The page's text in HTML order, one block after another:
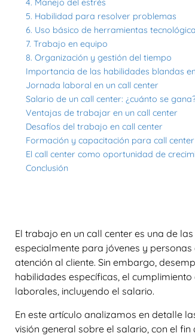
4. Manejo del estrés
5. Habilidad para resolver problemas
6. Uso básico de herramientas
7. Trabajo en equipo
8. Organización y gestión del tiempo
Importancia de las habilidades blandas
Jornada laboral en un call center
Salario de un call center: ¿cuánto se
Ventajas de trabajar en un call center
Desafíos del trabajo en call center
Formación y capacitación para call center
El call center como oportunidad de
Conclusión
El trabajo en un call center es una de
especialmente para jóvenes y
atención al cliente. Sin embargo,
habilidades específicas, el
laborales, incluyendo el salario.
En este artículo analizamos en detalle
visión general sobre el salario , con el